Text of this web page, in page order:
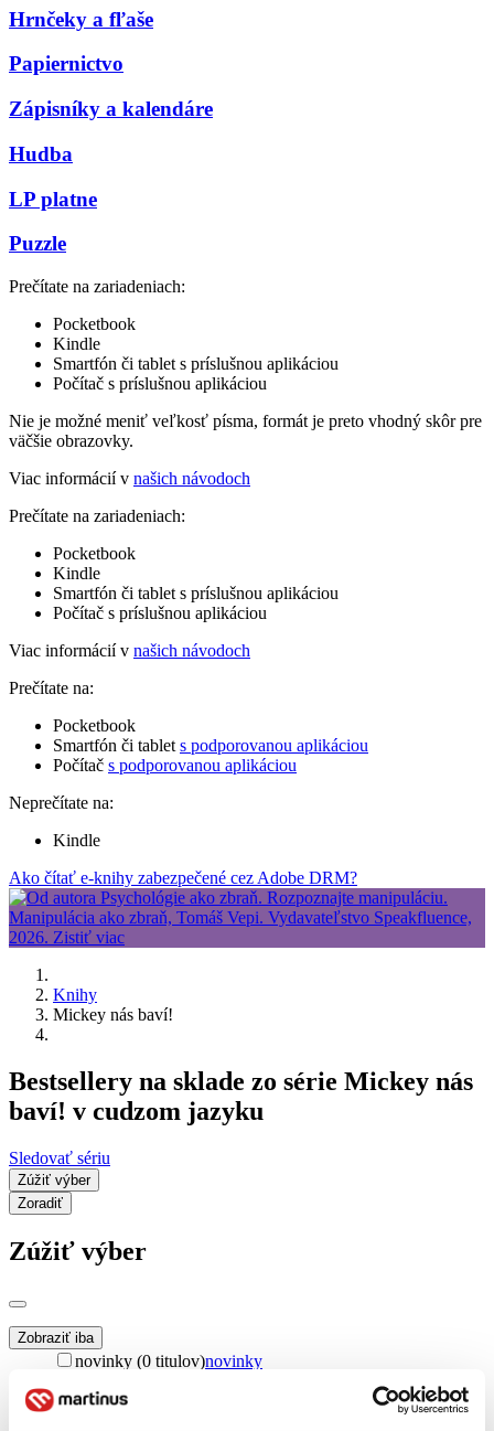
Hrnčeky a fľaše
Papiernictvo
Zápisníky a kalendáre
Hudba
LP platne
Puzzle
Prečítate na zariadeniach:
Pocketbook
Kindle
Smartfón či tablet s príslušnou aplikáciou
Počítač s príslušnou aplikáciou
Nie je možné meniť veľkosť písma, formát je preto vhodný skôr pre
väčšie obrazovky.
Viac informácií v našich návodoch
Prečítate na zariadeniach:
Pocketbook
Kindle
Smartfón či tablet s príslušnou aplikáciou
Počítač s príslušnou aplikáciou
Viac informácií v našich návodoch
Prečítate na:
Pocketbook
Smartfón či tablet s podporovanou aplikáciou
Počítač s podporovanou aplikáciou
Neprečítate na:
Kindle
Ako čítať e-knihy zabezpečené cez Adobe DRM?
Knihy
Mickey nás baví!
Bestsellery na sklade zo série Mickey nás
baví! v cudzom jazyku
Sledovať sériu
Zúžiť výber
Zoradiť
Zúžiť výber
Zobraziť iba
novinky (0 titulov)novinky